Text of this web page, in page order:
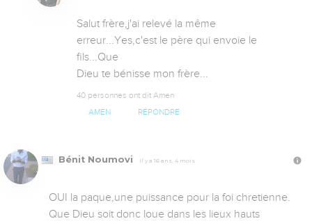
Salut frère,j'ai relevé la même
erreur...Yes,c'est le père qui envoie le
fils...Que
Dieu te bénisse mon frère...
40 personnes ont dit Amen
AMEN RÉPONDRE
Bénit Noumovi Il y a 16 ans, 4 mois
OUI la paque,une puissance pour la foi chretienne.
Que Dieu soit donc loue dans les lieux hauts